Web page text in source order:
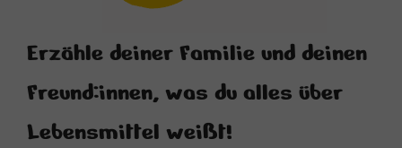
Erzähle deiner Familie und deinen
Freund:innen, was du alles über
Lebensmittel weißt!